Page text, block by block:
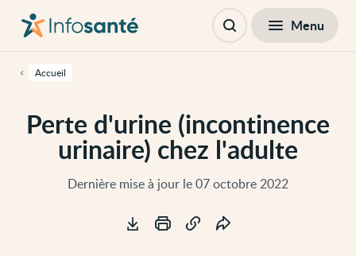
contenu
cette
navigationPerte d'urine (incontinence
urinaire) chez l'adulte
Dernière mise à jour le 07 octobre 2022
Accueil
principale
Ouvrir Menu
Table des matières Fermer